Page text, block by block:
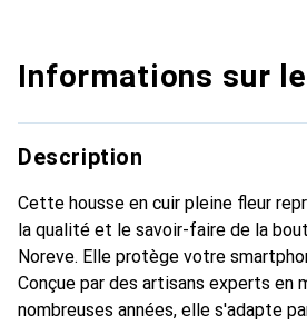
Informations sur
Description
Cette housse en cuir pleine fleur
la qualité et le savoir-faire de la
Noreve. Elle protège votre
Conçue par des artisans experts en
nombreuses années, elle s'adapte